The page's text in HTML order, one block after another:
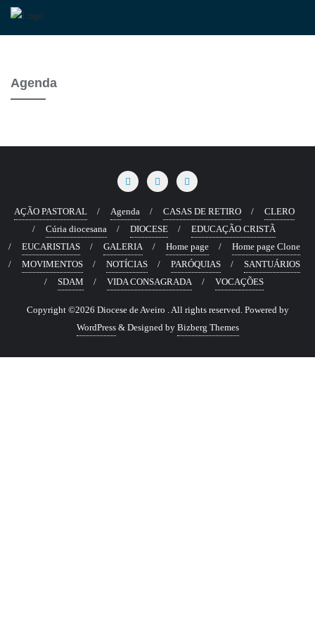
Agenda
AÇÃO PASTORAL Agenda CASAS DE RETIRO
CLERO
Cúria diocesana
DIOCESE
EDUCAÇÃO CRISTÃ
EUCARISTIAS
GALERIA Home page
Home page Clone
MOVIMENTOS
NOTÍCIAS PARÓQUIAS
SANTUÁRIOS
SDAM
VIDA CONSAGRADA VOCAÇÕES
Copyright ©2026 Diocese de Aveiro . All rights reserved. Powered by
WordPress & Designed by Bizberg Themes